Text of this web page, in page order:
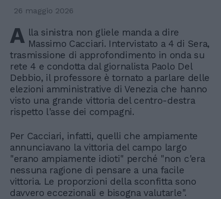
26 maggio 2026
A lla sinistra non gliele manda a dire
Massimo Cacciari. Intervistato a 4 di Sera,
trasmissione di approfondimento in onda su
rete 4 e condotta dal giornalista Paolo Del
Debbio, il professore è tornato a parlare delle
elezioni amministrative di Venezia che hanno
visto una grande vittoria del centro-destra
rispetto l'asse dei compagni.
Per Cacciari, infatti, quelli che ampiamente
annunciavano la vittoria del campo largo
"erano ampiamente idioti" perché "non c'era
nessuna ragione di pensare a una facile
vittoria. Le proporzioni della sconfitta sono
davvero eccezionali e bisogna valutarle".